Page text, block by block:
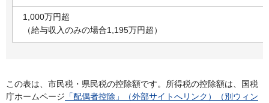
1,000万円超
（給与収入のみの場合1,195万円超）
この表は、市民税・県民税の控除額です。所得税の控除額は、国税
庁ホームページ 「配偶者控除」（外部サイトへリンク）（別ウィン